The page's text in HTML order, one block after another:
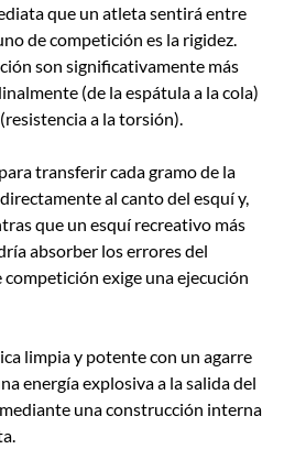
que un atleta sentirá entre
de competición es la rigidez.
son significativamente más
(de la espátula a la cola)
a la torsión).
transferir cada gramo de la
al canto del esquí y,
que un esquí recreativo más
absorber los errores del
competición exige una ejecución
limpia y potente con un agarre
energía explosiva a la salida del
una construcción interna